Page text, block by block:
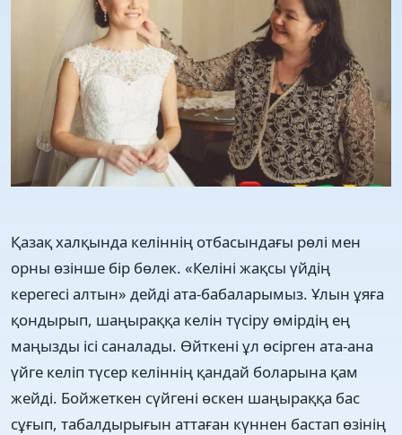
Қазақ халқында келіннің отбасындағы рөлі мен
орны өзінше бір бөлек. «Келіні жақсы үйдің
керегесі алтын» дейді ата-бабаларымыз. Ұлын ұяға
қондырып, шаңыраққа келін түсіру өмірдің ең
маңызды ісі саналады. Өйткені ұл өсірген ата-ана
үйге келіп түсер келіннің қандай боларына қам
жейді. Бойжеткен сүйгені өскен шаңыраққа бас
сұғып, табалдырығын аттаған күннен бастап өзінің